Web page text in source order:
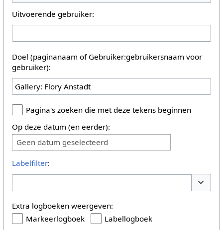
Uitvoerende gebruiker:
Doel (paginanaam of Gebruiker:gebruikersnaam voor
gebruiker):
Pagina's zoeken die met deze tekens beginnen
Op deze datum (en eerder):
Geen datum geselecteerd
Labelfilter:
Extra logboeken weergeven:
Markeerlogboek
Labellogboek